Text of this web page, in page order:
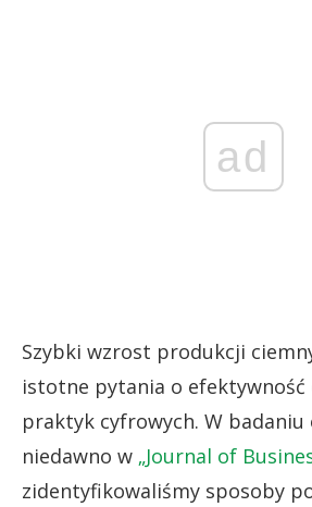
ad
Szybki wzrost produkcji
istotne pytania o efektywność
praktyk cyfrowych. W
niedawno w „Journal of
zidentyfikowaliśmy sposoby